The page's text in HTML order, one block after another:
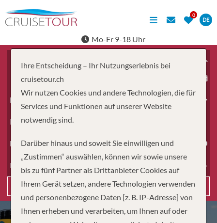
DE
Mo-Fr 9-18 Uhr
Erwachsene
Kinder
Dauer
Reiseart
Suchen
Ihre Entscheidung – Ihr Nutzungserlebnis bei
cruisetour.ch
Wir nutzen Cookies und andere Technologien, die für
Services und Funktionen auf unserer Website
notwendig sind.
Darüber hinaus und soweit Sie einwilligen und
„Zustimmen“ auswählen, können wir sowie unsere
bis zu fünf Partner als Drittanbieter Cookies auf
Ihrem Gerät setzen, andere Technologien verwenden
und personenbezogene Daten [z. B. IP-Adresse] von
Ihnen erheben und verarbeiten, um Ihnen auf oder